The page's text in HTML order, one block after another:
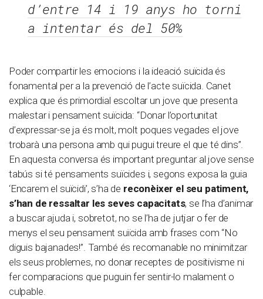
d’entre 14 i 19 anys ho torni
a intentar és del 50%
Poder compartir les emocions i la ideació suïcida és
fonamental per a la prevenció de l’acte suïcida. Canet
explica que és primordial escoltar un jove que presenta
malestar i pensament suïcida: “Donar l’oportunitat
d’expressar-se ja és molt, molt poques vegades el jove
trobarà una persona amb qui pugui treure el que té dins”.
En aquesta conversa és important preguntar al jove sense
tabús si té pensaments suïcides i, segons exposa la guia
‘Encarem el suïcidi’, s’ha de reconèixer el seu patiment,
s’han de ressaltar les seves capacitats, se l’ha d’animar
a buscar ajuda i, sobretot, no se l’ha de jutjar o fer de
menys el seu pensament suïcida amb frases com “No
diguis bajanades!”. També és recomanable no minimitzar
els seus problemes, no donar receptes de positivisme ni
fer comparacions que puguin fer sentir-lo malament o
culpable.